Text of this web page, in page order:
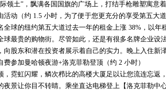
领土”，飘满各国国旗的广场上，打结手枪雕塑寓意
活动（约 1.5 小时，为了便于您更充分的享受第五大
全球的纽约第五大道过去一年的租金上涨 38%，以年
球最贵的购物街。尽管如此，还是有很多名牌企业设
向股东和潜在投资者展示着自己的实力。晚上入住新
费参加曼哈顿夜游+洛克菲勒登顶（约 2 小时）
，霓虹闪耀，鳞次栉比的高楼大厦足以让您流连忘返
夜景让你目不转睛。乘坐直达电梯登上【洛克菲勒中